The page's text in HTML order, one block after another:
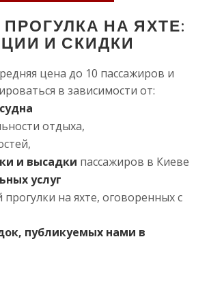
НА ЯХТЕ:
И СКИДКИ
цена до 10 пассажиров и
в зависимости от:
отдыха,
и высадки пассажиров в Киеве
услуг
прогулки на яхте, оговоренных с
публикуемых нами в